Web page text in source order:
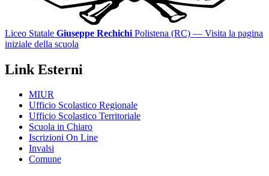
Liceo Statale Giuseppe Rechichi Polistena (RC) — Visita la pagina
iniziale della scuola
Link Esterni
MIUR
Ufficio Scolastico Regionale
Ufficio Scolastico Territoriale
Scuola in Chiaro
Iscrizioni On Line
Invalsi
Comune